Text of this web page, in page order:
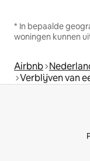
* In bepaalde
woningen kunnen
Airbnb
Verblijven van